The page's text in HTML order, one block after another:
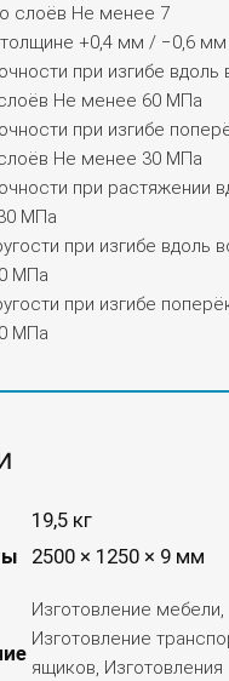
слоёв Не менее 7
+0,4 мм / −0,6 мм
при изгибе вдоль
Не менее 60 МПа
при изгибе
Не менее 30 МПа
при растяжении
МПа
при изгибе вдоль
МПа
при изгибе
МПа
19,5 кг
2500 × 1250 × 9 мм
Изготовление мебели,
Изготовление
ящиков, Изготовления